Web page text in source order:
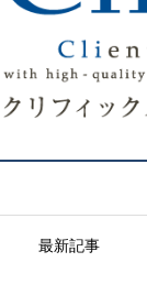
最新記事